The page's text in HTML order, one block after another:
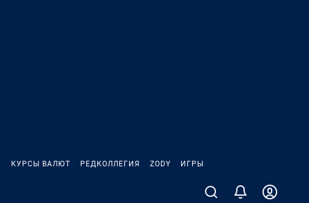
КУРСЫ ВАЛЮТ РЕДКОЛЛЕГИЯ ZODY ИГРЫ